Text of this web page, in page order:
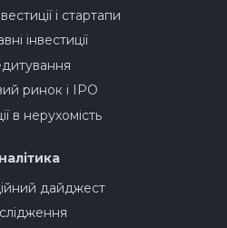
і стартапи
інвестиції
ринок і IPO
в нерухомість
дайджест